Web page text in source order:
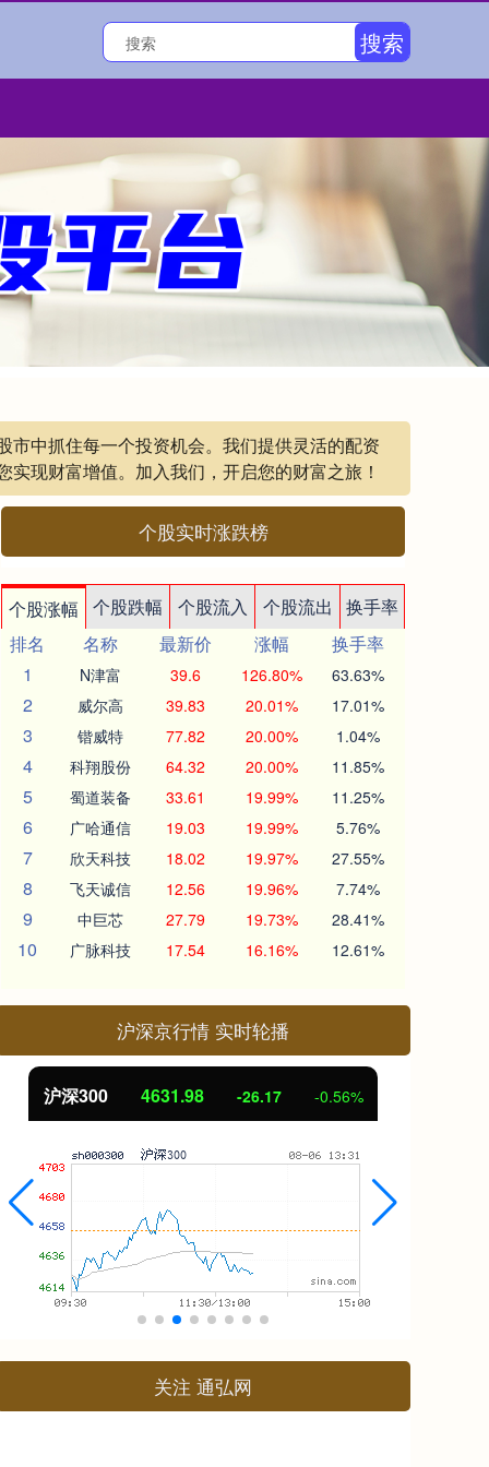
搜索
中抓住每一个投资机会。我们提供灵活的配资
现财富增值。加入我们，开启您的财富之旅！
个股实时涨跌榜
个股涨幅 个股跌幅 个股流入 个股流出
换手率
排名
名称 最新价 涨幅
换手率
1
N津富 39.6 126.80% 63.63%
2 威尔高 39.83 20.01% 17.01%
3 锴威特 77.82 20.00% 1.04%
4 科翔股份 64.32 20.00% 11.85%
5 蜀道装备 33.61 19.99% 11.25%
6 广哈通信 19.03 19.99% 5.76%
7 欣天科技 18.02 19.97% 27.55%
8 飞天诚信 12.56 19.96% 7.74%
9 中巨芯 27.79 19.73% 28.41%
10 广脉科技 17.54 16.16% 12.61%
沪深京行情 实时轮播
沪深300 4631.98 -26.17 -0.56%
关注 通弘网